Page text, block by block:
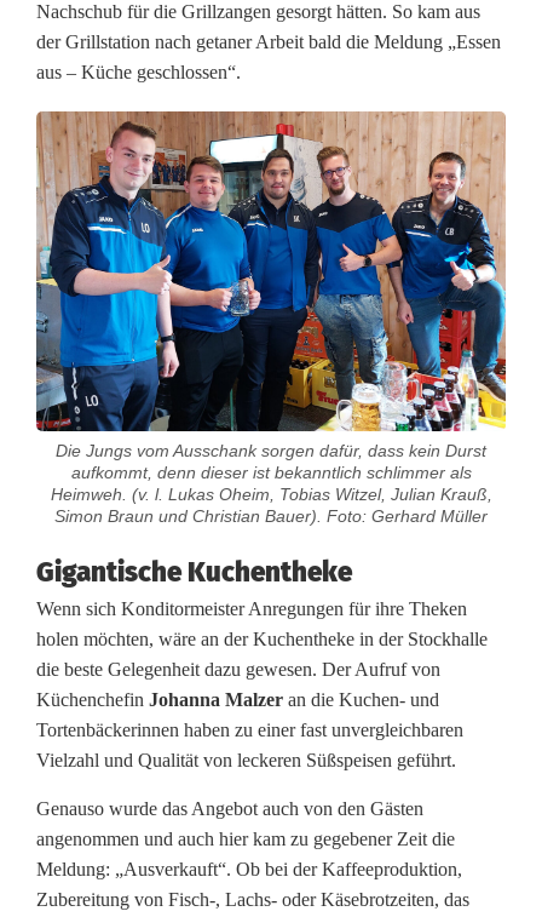
e
d
s
e
i
n
Nachschub für die Grillzangen gesorgt hätten. So kam aus
der Grillstation nach getaner Arbeit bald die Meldung „Essen
aus – Küche geschlossen“.
Die Jungs vom Ausschank sorgen dafür, dass kein Durst
aufkommt, denn dieser ist bekanntlich schlimmer als
Heimweh. (v. l. Lukas Oheim, Tobias Witzel, Julian Krauß,
Simon Braun und Christian Bauer). Foto: Gerhard Müller
Gigantische Kuchentheke
Wenn sich Konditormeister Anregungen für ihre Theken
holen möchten, wäre an der Kuchentheke in der Stockhalle
die beste Gelegenheit dazu gewesen. Der Aufruf von
Küchenchefin Johanna Malzer an die Kuchen- und
Tortenbäckerinnen haben zu einer fast unvergleichbaren
Vielzahl und Qualität von leckeren Süßspeisen geführt.
Genauso wurde das Angebot auch von den Gästen
angenommen und auch hier kam zu gegebener Zeit die
Meldung: „Ausverkauft“. Ob bei der Kaffeeproduktion,
Zubereitung von Fisch-, Lachs- oder Käsebrotzeiten, das